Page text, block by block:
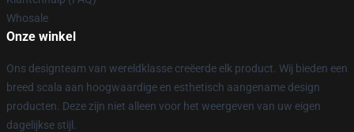
Whosale
Onze winkel
Ons designteam van wereldklasse creëerde elk product. Wij bieden een
breed scala aan hoogwaardige en esthetisch aangename design
producten. Deze zijn niet alleen voor het weergeven van uw eigen
dagelijkse stijl.